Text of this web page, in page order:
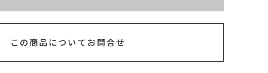
この商品についてお問合せ